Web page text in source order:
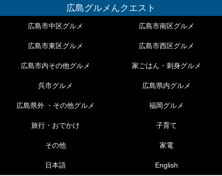
広島グルメんクエスト
広島市中区グルメ 広島市南区グルメ
広島市東区グルメ 広島市西区グルメ
広島市内その他グルメ 家ごはん・刺身グルメ
呉市グルメ 広島県内グルメ
広島県外 ・その他グルメ 福岡グルメ
旅行・おでかけ 子育て
その他 家電
日本語 English